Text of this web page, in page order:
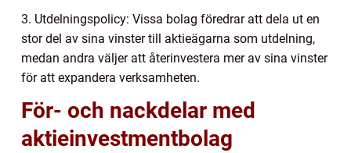
3. Utdelningspolicy: Vissa bolag föredrar att dela ut en
stor del av sina vinster till aktieägarna som utdelning,
medan andra väljer att återinvestera mer av sina vinster
för att expandera verksamheten.
För- och nackdelar med
aktieinvestmentbolag